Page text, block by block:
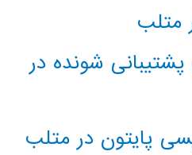
متلب
شونده در
پایتون در متلب